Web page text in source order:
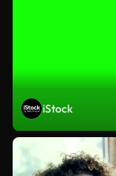
iStock